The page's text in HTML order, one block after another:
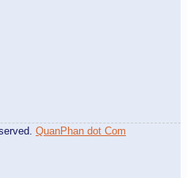
QuanPhan dot Com